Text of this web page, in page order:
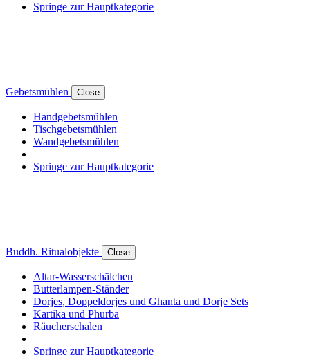
Springe zur Hauptkategorie
Gebetsmühlen Close
Handgebetsmühlen
Tischgebetsmühlen
Wandgebetsmühlen
Springe zur Hauptkategorie
Buddh. Ritualobjekte Close
Altar-Wasserschälchen
Butterlampen-Ständer
Dorjes, Doppeldorjes und Ghanta und Dorje Sets
Kartika und Phurba
Räucherschalen
Springe zur Hauptkategorie